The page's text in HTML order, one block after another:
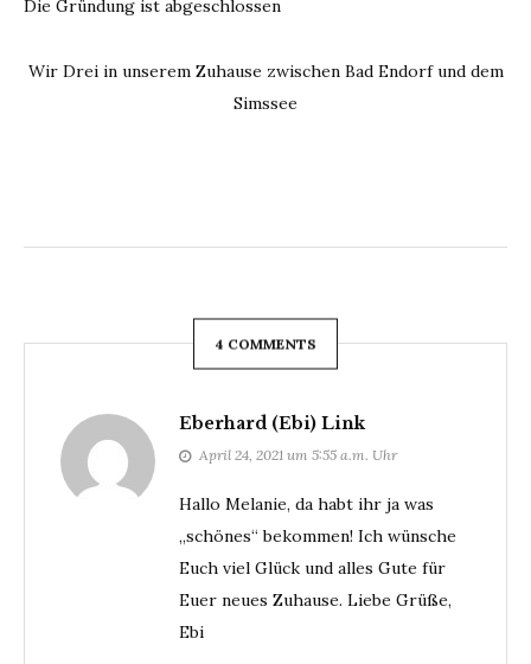
Die Gründung ist abgeschlossen
Wir Drei in unserem Zuhause zwischen Bad Endorf und dem
Simssee
4 COMMENTS
Eberhard (Ebi) Link
April 24, 2021 um 5:55 a.m. Uhr
Hallo Melanie, da habt ihr ja was
„schönes“ bekommen! Ich wünsche
Euch viel Glück und alles Gute für
Euer neues Zuhause. Liebe Grüße,
Ebi